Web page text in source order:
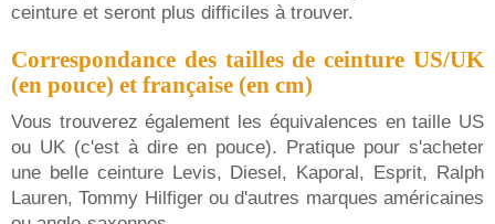
ceinture et seront plus difficiles à trouver.
Correspondance des tailles de ceinture US/UK
(en pouce) et française (en cm)
Vous trouverez également les équivalences en taille US
ou UK (c'est à dire en pouce). Pratique pour s'acheter
une belle ceinture Levis, Diesel, Kaporal, Esprit, Ralph
Lauren, Tommy Hilfiger ou d'autres marques américaines